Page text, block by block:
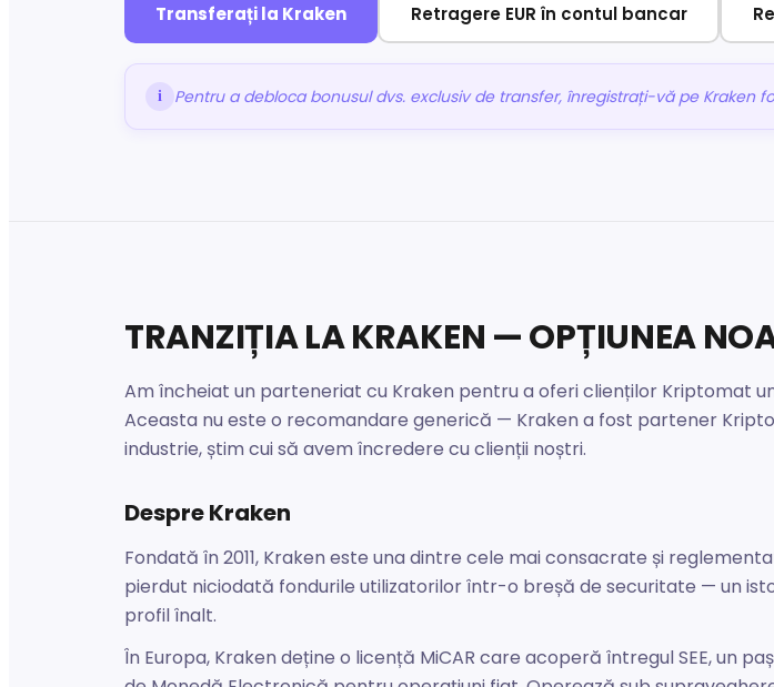
Transferați la Kraken Retragere EUR în contul bancar
i Pentru a debloca bonusul dvs. exclusiv de transfer, înregistrați-vă pe Kraken
TRANZIȚIA LA KRAKEN — OPȚIUNEA
Am încheiat un parteneriat cu Kraken pentru a oferi clienților Kriptomat
Aceasta nu este o recomandare generică — Kraken a fost partener
industrie, știm cui să avem încredere cu clienții noștri.
Despre Kraken
Fondată în 2011, Kraken este una dintre cele mai consacrate și
pierdut niciodată fondurile utilizatorilor într-o breșă de securitate — un
profil înalt.
În Europa, Kraken deține o licență MiCAR care acoperă întregul SEE, un